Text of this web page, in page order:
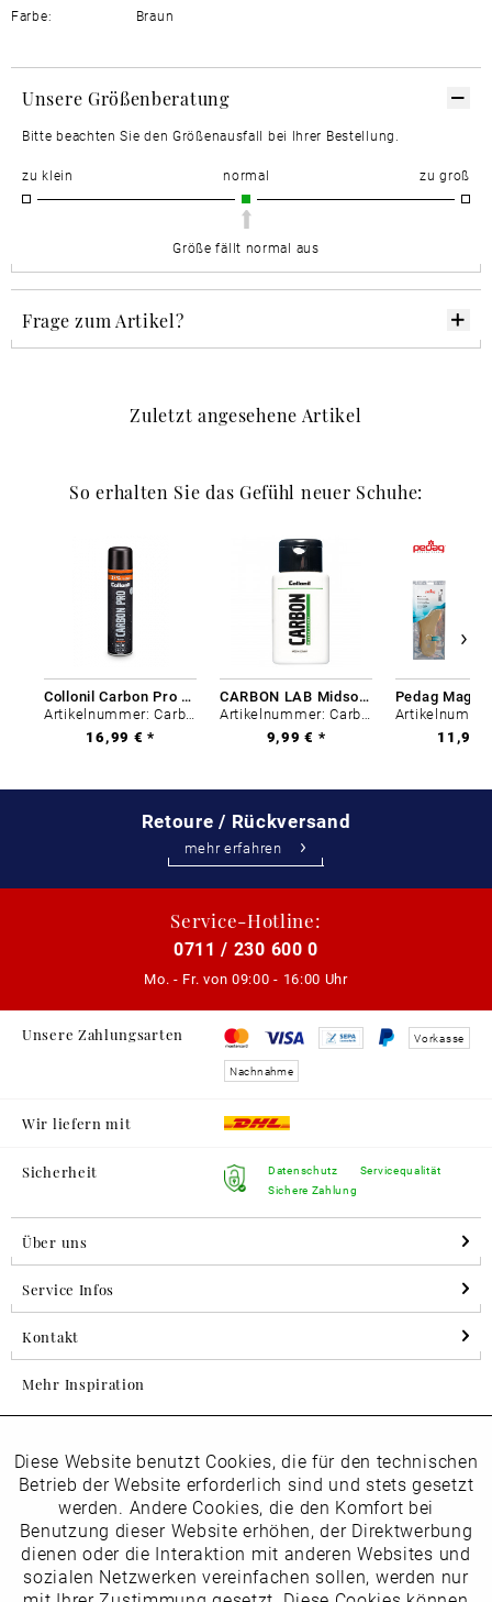
Farbe:
Braun
Unsere Größenberatung
Bitte beachten Sie den Größenausfall bei Ihrer Bestellung.
zu klein normal zu groß
Größe fällt normal aus
Frage zum Artikel?
Zuletzt angesehene Artikel
So erhalten Sie das Gefühl neuer Schuhe:
Collonil Carbon Pro 400 ml
16,99 € *
CARBON LAB Midsole Cleaner
9,99 € *
11,99
Retoure / Rückversand
mehr erfahren
Service-Hotline:
0711 / 230 600 0
Mo. - Fr. von 09:00 - 16:00 Uhr
Unsere Zahlungsarten Vorkasse
Nachnahme
Wir liefern mit
Sicherheit
Datenschutz
Sichere Zahlung
Servicequalität
Über uns
Service Infos
Kontakt
Mehr Inspiration
Folgen Sie uns auf Instagram
horsch_schuhe
Newsletter
Funktionale Aktiv
Marketing Inaktiv
Inaktiv
Diese Website benutzt Cookies, die für den technischen
Betrieb der Website erforderlich sind und stets gesetzt
werden. Andere Cookies, die den Komfort bei
Benutzung dieser Website erhöhen, der Direktwerbung
dienen oder die Interaktion mit anderen Websites und
sozialen Netzwerken vereinfachen sollen, werden nur